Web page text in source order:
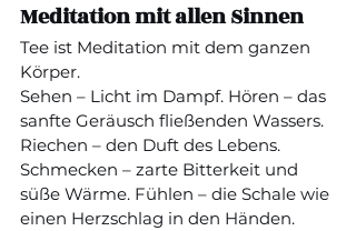
Meditation mit allen Sinnen
Tee ist Meditation mit dem ganzen
Körper.
Sehen – Licht im Dampf. Hören – das
sanfte Geräusch fließenden Wassers.
Riechen – den Duft des Lebens.
Schmecken – zarte Bitterkeit und
süße Wärme. Fühlen – die Schale wie
einen Herzschlag in den Händen.